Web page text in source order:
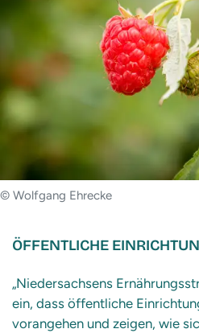
© Wolfgang Ehrecke
ÖFFENTLICHE
„Niedersachsens
ein, dass öffentliche
vorangehen und zeigen, wie